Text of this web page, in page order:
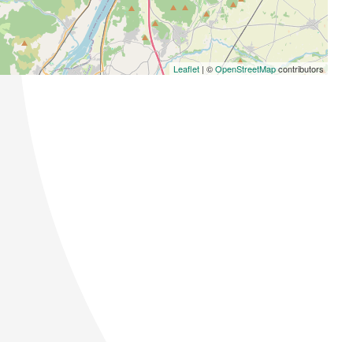
Leaflet | ©OpenStreetMapcontributors